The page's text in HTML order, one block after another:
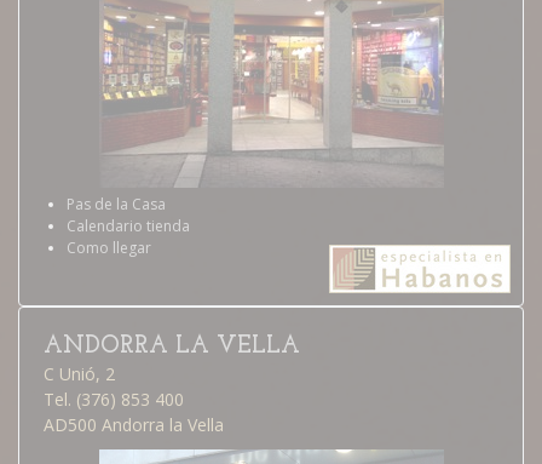
Pas de la Casa
Calendario tienda
Como llegar
ANDORRA LA VELLA
C Unió, 2
Tel. (376) 853 400
AD500 Andorra la Vella